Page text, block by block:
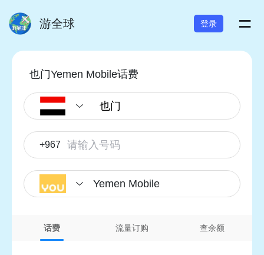
游全球 登录 =
也门Yemen Mobile话费
+967
Yemen Mobile
话费 流量订购 查余额